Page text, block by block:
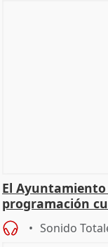
El
programación
Sonido